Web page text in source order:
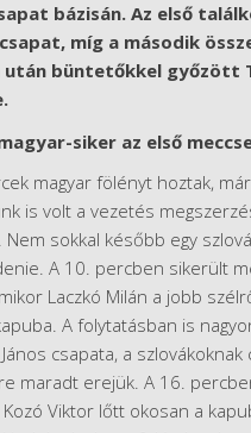
bázisán. Az első
míg a második
büntetőkkel győzött
siker az első
magyar fölényt hoztak,
is volt a vezetés
Nem sokkal később egy
A 10. percben sikerült
Laczkó Milán a jobb
A folytatásban is
csapata, a szlovákoknak
maradt erejük. A 16.
Kozó Viktor lőtt okosan a